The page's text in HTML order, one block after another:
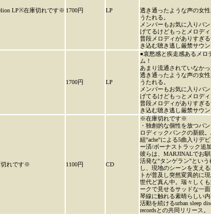
LP※在庫切れです※ 1700円 LP
透き通ったような声の女
うたれる。
メンバーもお気に入りバ
げてるけどもっとメロディ
普段メロディがありすぎ
き込む聴き逃し厳禁サウン
1700円 LP
●哀愁感と疾走感あるメロ
ム！
あまり流通されていなか
透き通ったような声の女
うたれる。
メンバーもお気に入りバ
げてるけどもっとメロディ
普段メロディがありすぎ
き込む聴き逃し厳禁サウン
切れです※ 1100円 CD
※在庫切れです※
・独創的な個性を放つバ
ロディックパンクの新鋭。
組"ache"による5曲入りデ
ー済/ボーナストラック追
彼らは、MARJINALでお
活発な"タンゲラン"という
し、現地のシーンを支え
トが普及し突然変異的に
世代ど真ん中。瑞々しく
ークで見せるサッドな一
琴線に触れる素晴らしい
活動を続けるurban sleep
recordsとの共同リリース。